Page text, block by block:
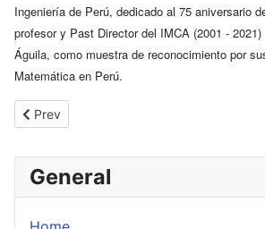
General
Ingeniería de Perú, dedicado al 75 aniversario
profesor y Past Director del IMCA (2001 -
Águila, como muestra de reconocimiento por
Matemática en Perú.
Previous article: Curso: Introducción a
Prev